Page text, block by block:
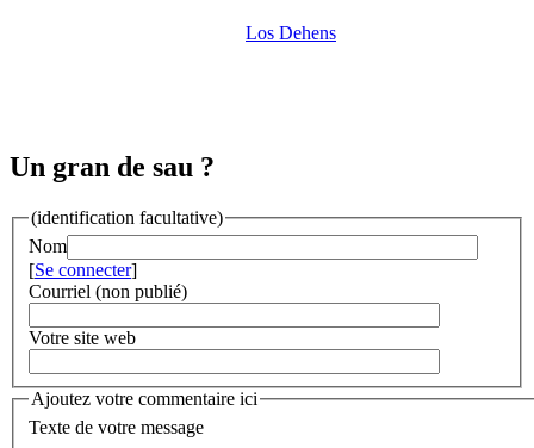
Los Dehens
Un gran de sau ?
(identification facultative)
Nom
[Se connecter]
Courriel (non publié)
Votre site web
Ajoutez votre commentaire ici
Texte de votre message